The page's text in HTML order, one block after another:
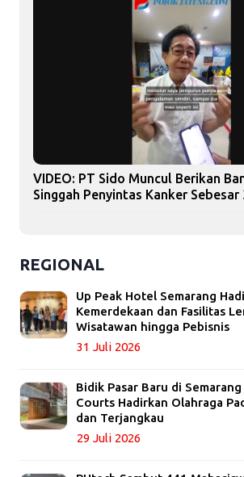
VIDEO: PT Sido Muncul Berikan
Singgah Penyintas Kanker Sebesar
REGIONAL
Up Peak Hotel Semarang
Kemerdekaan dan Fasilitas
Wisatawan hingga Pebisnis
31 Juli 2026
Bidik Pasar Baru di Semarang
Courts Hadirkan Olahraga
dan Terjangkau
29 Juli 2026